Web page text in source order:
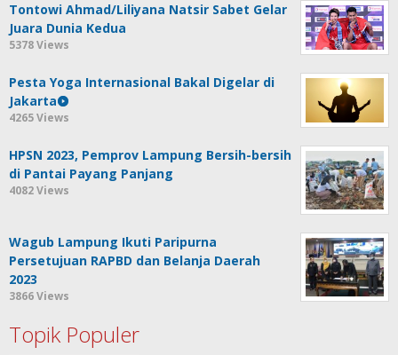
Tontowi Ahmad/Liliyana Natsir Sabet Gelar
Juara Dunia Kedua
5378 Views
Pesta Yoga Internasional Bakal Digelar di
Jakarta
4265 Views
HPSN 2023, Pemprov Lampung Bersih-bersih
di Pantai Payang Panjang
4082 Views
Wagub Lampung Ikuti Paripurna
Persetujuan RAPBD dan Belanja Daerah
2023
3866 Views
Topik Populer